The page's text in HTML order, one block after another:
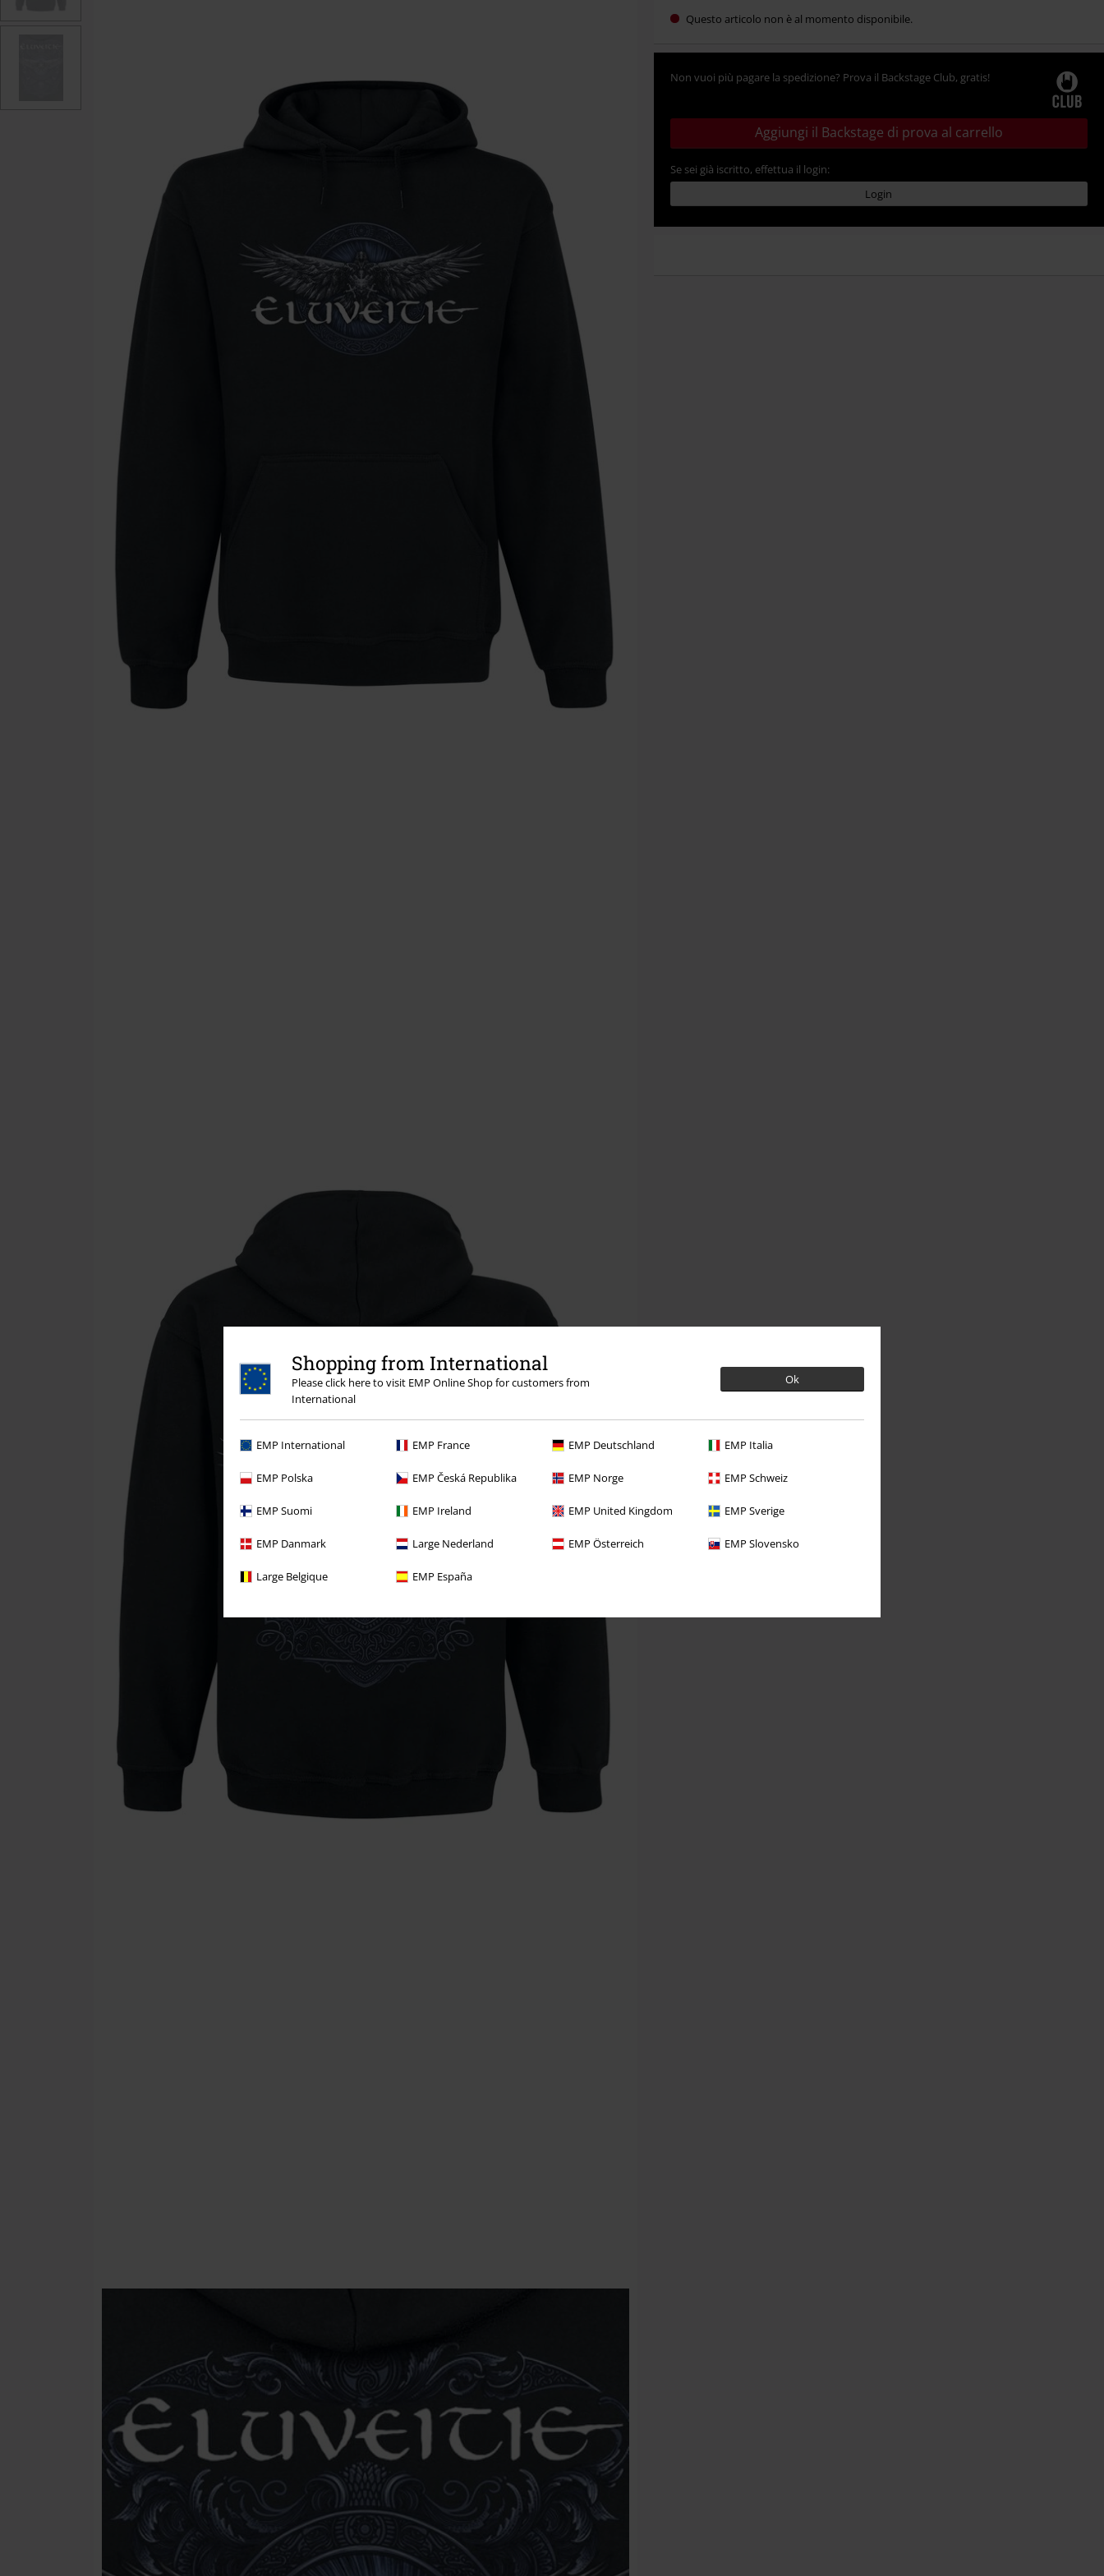
Shopping from International
Please click here to visit EMP Online Shop for customers from
International
Ok
EMP International EMP France EMP Deutschland EMP Italia
EMP Polska EMP Česká Republika EMP Norge EMP Schweiz
EMP Suomi EMP Ireland EMP United Kingdom EMP Sverige
EMP Danmark Large Nederland EMP Österreich EMP Slovensko
Large Belgique EMP España
Questo articolo non è al momento disponibile.
Non vuoi più pagare la spedizione? Prova il Backstage Club, gratis!
Aggiungi il Backstage di prova al carrello
Se sei già iscritto, effettua il login:
Login